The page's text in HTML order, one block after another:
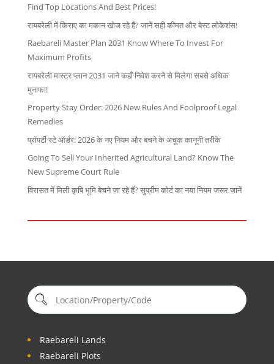
Find Top Locations And Best Prices!
रायबरेली में किराए का मकान खोज रहे हैं? जानें सही कीमत और बेस्ट लोकेशंस!
Raebareli Master Plan 2031 Know Where To Invest For
Maximum Profits
रायबरेली मास्टर प्लान 2031 जाने कहाँ निवेश करने से मिलेगा सबसे अधिक
मुनाफा!
Property Stay Order: 2026 New Rules And Foolproof Legal
Remedies
प्रॉपर्टी स्टे ऑर्डर: 2026 के नए नियम और बचने के अचूक कानूनी तरीके
Going To Sell Your Inherited Agricultural Land? Know The
New Supreme Court Rule
विरासत में मिली कृषि भूमि बेचने जा रहे हैं? सुप्रीम कोर्ट का नया नियम जरूर जानें
Raebareli Lands
Raebareli Plots